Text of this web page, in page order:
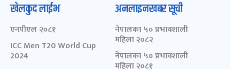
खेलकुद लाईभ
एनपीएल २०८१
ICC Men T20 World Cup
2024
अनलाइनखबर सूची
नेपालका ५० प्रभावशाली
महिला २०८२
नेपालका ५० प्रभावशाली
महिला २०८१